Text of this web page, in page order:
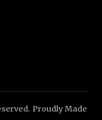
Proudly Made